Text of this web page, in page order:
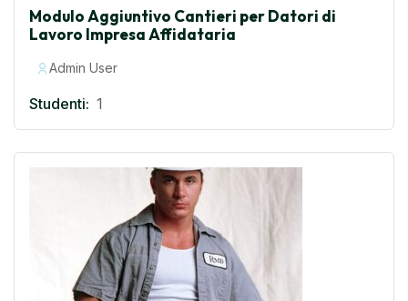
Modulo Aggiuntivo Cantieri per Datori di
Lavoro Impresa Affidataria
Admin User
Studenti: 1